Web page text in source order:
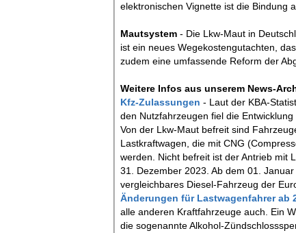
elektronischen Vignette ist die Bindung
Mautsystem - Die Lkw-Maut in
ist ein neues Wegekostengutachten,
zudem eine umfassende Reform der
Weitere Infos aus unserem News-
Kfz-Zulassungen - Laut der KBA-
den Nutzfahrzeugen fiel die
Von der Lkw-Maut befreit sind
Lastkraftwagen, die mit CNG
werden. Nicht befreit ist der Antrieb mit
31. Dezember 2023. Ab dem 01.
vergleichbares Diesel-Fahrzeug der
Änderungen für Lastwagenfahrer ab
alle anderen Kraftfahrzeuge auch. Ein
die sogenannte Alkohol-